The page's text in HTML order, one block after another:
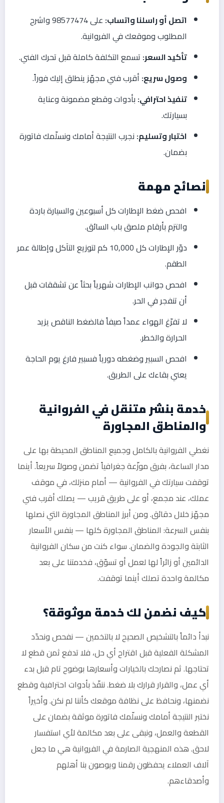
اتصل أو راسلنا واتساب:
على 98577474 واشرح
المطلوب وموقعك في الفروانية.
تأكيد السعر: تسمع التكلفة كاملة قبل تحرك الفني.
وصول سريع: أقرب فني مجهّز ينطلق إليك فوراً.
تنفيذ احترافي: بأدوات وقطع مضمونة وعناية
بسيارتك.
اختبار وتسليم: نجرب النتيجة أمامك ونسلّمك فاتورة
بضمان.
نصائح مهمة
افحص ضغط الإطارات كل أسبوعين والسيارة باردة
والتزم بأرقام ملصق باب السائق.
دوّر الإطارات كل 10,000 كم لتوزيع التآكل وإطالة عمر
الطقم.
افحص جوانب الإطارات شهرياً بحثاً عن تشققات قبل
أن تنفجر في الحر.
لا تفرّغ الهواء عمداً صيفاً فالضغط الناقص يزيد
الحرارة والخطر.
افحص السبير وضغطه دورياً فسبير فارغ يوم الحاجة
يعني بقاءك على الطريق.
خدمة بنشر متنقل في الفروانية
والمناطق المجاورة
نغطي الفروانية بالكامل وجميع المناطق المحيطة بها على
مدار الساعة، بفرق موزّعة جغرافياً تضمن وصولاً سريعاً. أينما
توقفت سيارتك في الفروانية — أمام منزلك، في موقف
عملك، عند مجمع، أو على طريق قريب — يصلك أقرب فني
مجهّز خلال دقائق. ومن أبرز المناطق المجاورة التي نصلها
بنفس السرعة: المناطق المجاورة كلها — بنفس الأسعار
الثابتة والجودة والضمان. سواء كنت من سكان الفروانية
الدائمين أو زائراً لها لعمل أو تسوّق، فخدمتنا على بعد
مكالمة واحدة تصلك أينما توقفت.
كيف نضمن لك خدمة موثوقة؟
نبدأ دائماً بالتشخيص الصحيح لا بالتخمين — نفحص ونحدّد
المشكلة الفعلية قبل اقتراح أي حل، فلا تدفع ثمن قطع لا
تحتاجها. ثم نصارحك بالخيارات وأسعارها بوضوح تام قبل بدء
أي عمل، والقرار قرارك بلا ضغط. ننفّذ بأدوات احترافية وقطع
نضمنها، ونحافظ على نظافة موقعك كأننا لم نكن. وأخيراً
نختبر النتيجة أمامك ونسلّمك فاتورة موثقة بضمان على
القطعة والعمل، ونبقى على بعد مكالمة لأي استفسار
لاحق. هذه المنهجية الصارمة في الفروانية هي ما جعل
آلاف العملاء يحفظون رقمنا ويوصون بنا أهلهم
وأصدقاءهم.